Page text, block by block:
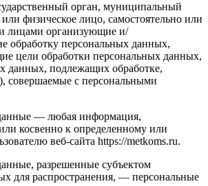
орган, муниципальный
физическое лицо, самостоятельно или
лицами организующие и/
обработку персональных данных,
цели обработки персональных данных,
данных, подлежащих обработке,
совершаемые с персональными
— любая информация,
косвенно к определенному или
веб-сайта https://metkoms.ru.
разрешенные субъектом
для распространения, — персональные